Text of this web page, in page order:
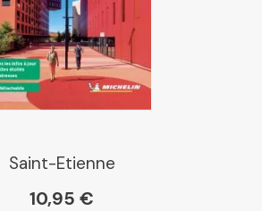
Saint-Etienne
10,95 €